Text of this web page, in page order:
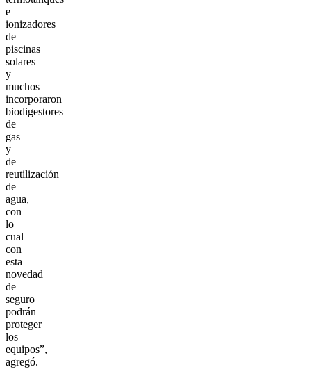
e
ionizadores
de
piscinas
solares
y
muchos
incorporaron
biodigestores
de
gas
y
de
reutilización
de
agua,
con
lo
cual
con
esta
novedad
de
seguro
podrán
proteger
los
equipos”,
agregó.